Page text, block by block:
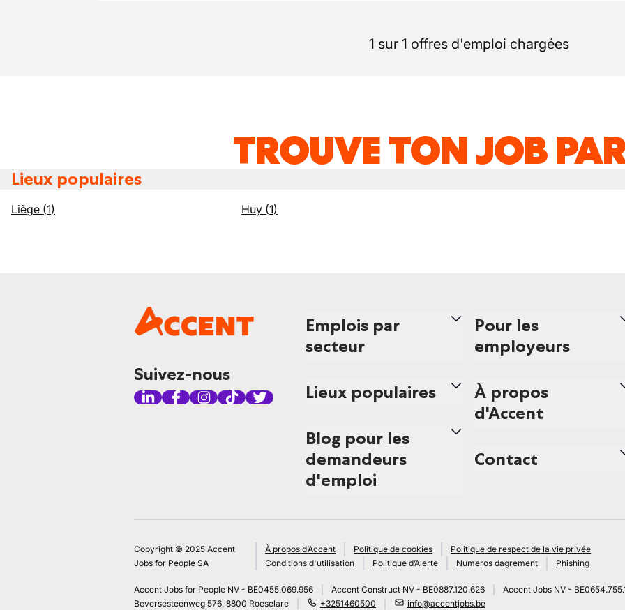
1 sur 1 offres d'emploi chargées
TROUVE TON JOB
Lieux populaires
Liège (1) Huy (1)
Suivez-nous
Emplois par
secteur
Lieux populaires
Blog pour les
demandeurs
d'emploi
Pour les
employeurs
À propos
d'Accent
Contact
Copyright © 2025 Accent
Jobs for People SA
À propos d’Accent Politique de cookies
Politique de respect de la vie privée
Conditions d'utilisation
Politique d’Alerte Numeros dagrement Phishing
Accent Jobs for People NV - BE0455.069.956 Accent Construct NV - BE0887.120.626
Accent Jobs NV -
Beversesteenweg 576, 8800 Roeselare
+3251460500 info@accentjobs.be